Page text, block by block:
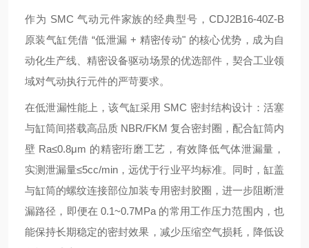
作为 SMC 气动元件家族的经典型号，CDJ2B16-40Z-B
原装气缸凭借 “低泄漏 + 精密传动" 的核心优势，成为自
动化生产线、精密设备驱动场景的优选部件，契合工业领
域对气动执行元件的严苛要求。
在低泄漏性能上，该气缸采用 SMC 密封结构设计：活塞
与缸筒间搭载高品质 NBR/FKM 复合密封圈，配合缸筒内
壁 Ra≤0.8μm 的精密珩磨工艺，有效降低气体泄漏量，
实测泄漏量≤5cc/min，远优于行业平均标准。同时，缸盖
与缸筒的螺纹连接部位加装专用密封胶圈，进一步阻断泄
漏路径，即便在 0.1~0.7MPa 的常用工作压力范围内，也
能保持长期稳定的密封效果，减少压缩空气损耗，降低设